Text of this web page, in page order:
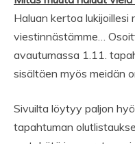
Haluan kertoa lukijoillesi
viestinnästämme…
avautumassa 1.11.
sisältäen myös meidän
Sivuilta löytyy paljon
tapahtuman